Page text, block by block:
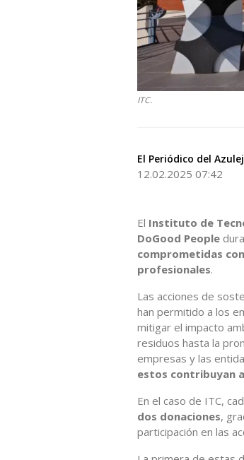
ITC.
El Periódico del
12.02.2025 07:42
El Instituto de
DoGood People
comprometidas
profesionales.
Las acciones de
han permitido a los
mitigar el impacto
residuos hasta la
empresas y las
estos contribuyan
En el caso de ITC,
dos donaciones,
participación en las